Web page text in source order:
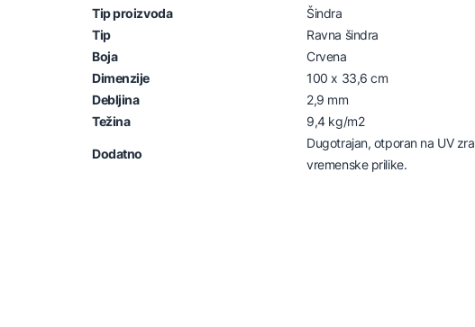
Tip proizvoda
Šindra
Tip
Ravna šindra
Boja
Crvena
Dimenzije
100 x 33,6 cm
Debljina
2,9 mm
Težina
9,4 kg/m2
Dodatno
Dugotrajan, otporan na UV
vremenske prilike.